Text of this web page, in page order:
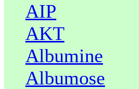
AIP
AKT
Albumine
Albumose